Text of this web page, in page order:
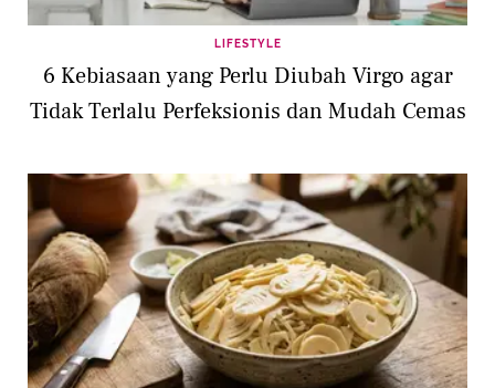
LIFESTYLE
6 Kebiasaan yang Perlu Diubah Virgo agar
Tidak Terlalu Perfeksionis dan Mudah Cemas